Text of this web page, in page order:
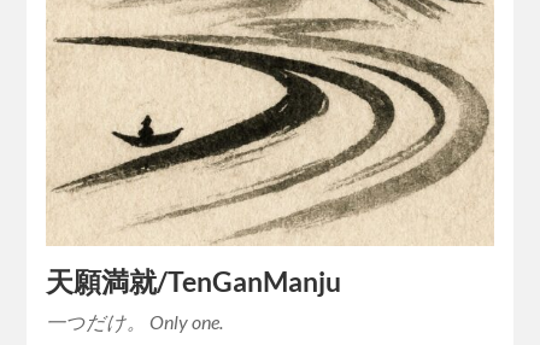
天願満就/TenGanManju
一つだけ。 Only one.